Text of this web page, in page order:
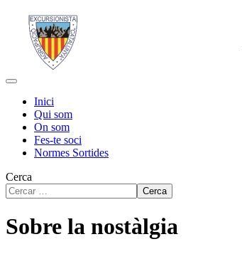
Inici
Qui som
On som
Fes-te soci
Normes Sortides
Cerca
Cerca
Sobre la nostàlgia